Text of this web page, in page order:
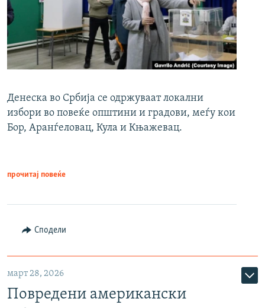
Денеска во Србија се одржуваат локални
избори во повеќе општини и градови, меѓу кои
Бор, Аранѓеловац, Кула и Књажевац.
прочитај повеќе
Сподели
март 28, 2026
Повредени американски